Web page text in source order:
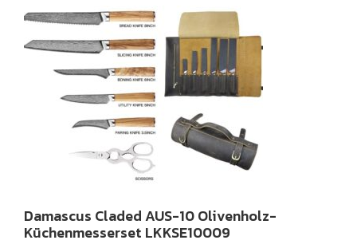
Damascus Claded AUS-10 Olivenholz-
Küchenmesserset LKKSE10009